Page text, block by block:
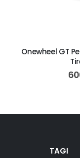
Onewheel GT
TAGI